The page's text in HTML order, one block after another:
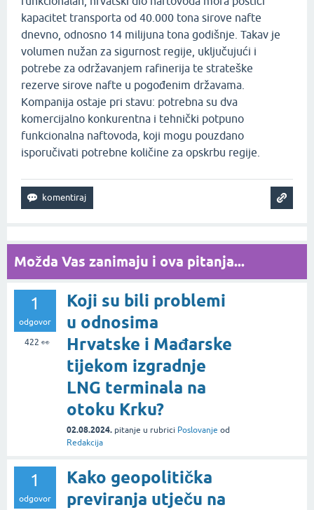
kapacitet transporta od 40.000 tona sirove nafte
dnevno, odnosno 14 milijuna tona godišnje. Takav je
volumen nužan za sigurnost regije, uključujući i
potrebe za održavanjem rafinerija te strateške
rezerve sirove nafte u pogođenim državama.
Kompanija ostaje pri stavu: potrebna su dva
komercijalno konkurentna i tehnički potpuno
funkcionalna naftovoda, koji mogu pouzdano
isporučivati potrebne količine za opskrbu regije.
Možda Vas zanimaju i ova pitanja...
1
odgovor
422 👀
Koji su bili problemi
u odnosima
Hrvatske i Mađarske
tijekom izgradnje
LNG terminala na
otoku Krku?
02.08.2024. pitanje u rubrici Poslovanje od
Redakcija
1
odgovor
Kako geopolitička
previranja utječu na